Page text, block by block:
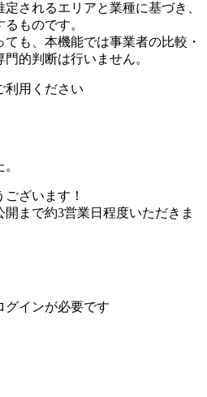
されるエリアと業種に基づき、
ものです。
も、本機能では事業者の比較・
的判断は行いません。
利用ください
ざいます！
まで約3営業日程度いただきま
グインが必要です